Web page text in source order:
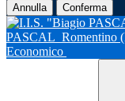
Annulla Conferma
PASCAL Romentino
Economico